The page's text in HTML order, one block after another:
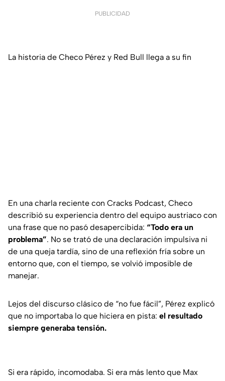
PUBLICIDAD
La historia de Checo Pérez y Red Bull llega a su fin
En una charla reciente con Cracks Podcast, Checo
describió su experiencia dentro del equipo austriaco con
una frase que no pasó desapercibida: “Todo era un
problema”. No se trató de una declaración impulsiva ni
de una queja tardía, sino de una reflexión fría sobre un
entorno que, con el tiempo, se volvió imposible de
manejar.
Lejos del discurso clásico de “no fue fácil”, Pérez explicó
que no importaba lo que hiciera en pista: el resultado
siempre generaba tensión.
Si era rápido, incomodaba. Si era más lento que Max